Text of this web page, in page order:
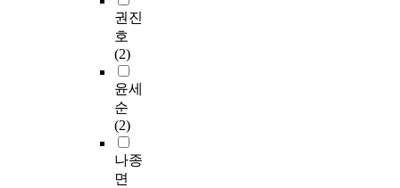
권진
호
(2)
윤세
순
(2)
나종
면